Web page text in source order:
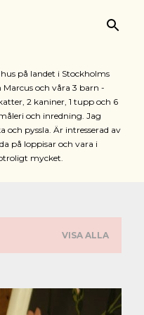
på landet i Stockholms
och våra 3 barn -
2 kaniner, 1 tupp och 6
och inredning. Jag
pyssla. Är intresserad av
på loppisar och vara i
mycket.
VISA ALLA